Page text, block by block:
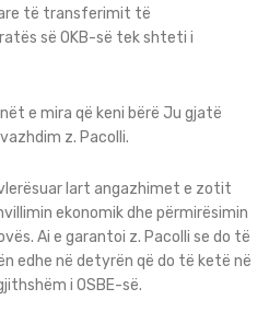
të transferimit të
së OKB-së tek shteti i
e mira që keni bërë Ju gjatë
z. Pacolli.
lart angazhimet e zotit
ekonomik dhe përmirësimin
Ai e garantoi z. Pacolli se do të
edhe në detyrën që do të ketë në
i OSBE-së.